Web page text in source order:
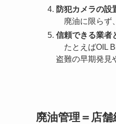
防犯カメラの設
廃油に限らず、
信頼できる業者
たとえばOIL
盗難の早期発見
廃油管理＝店